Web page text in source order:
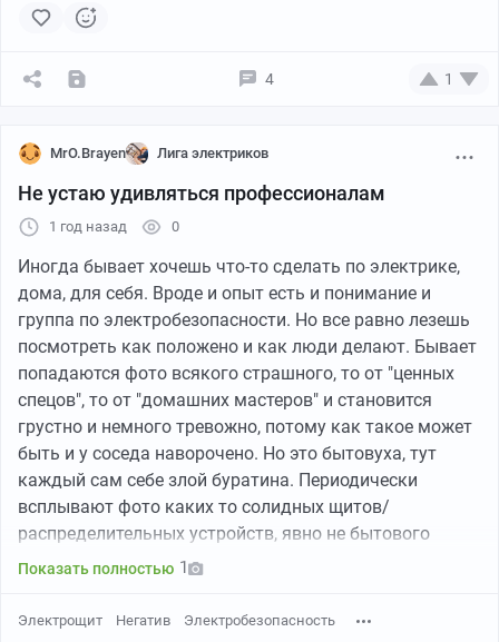
Сначала на озон переехали товары с АлиЭкспресс, а
теперь и описание товара. Короче лапти зачетные,
4 1
MrO.Brayen Лига электриков
Не устаю удивляться профессионалам
1 год назад 0
Иногда бывает хочешь что-то сделать по электрике,
дома, для себя. Вроде и опыт есть и понимание и
группа по электробезопасности. Но все равно лезешь
посмотреть как положено и как люди делают. Бывает
попадаются фото всякого страшного, то от "ценных
спецов", то от "домашних мастеров" и становится
грустно и немного тревожно, потому как такое может
быть и у соседа наворочено. Но это бытовуха, тут
каждый сам себе злой буратина. Периодически
всплывают фото каких то солидных щитов/
распределительных устройств, явно не бытового
назначения. Предполагается что их обслуживают
профессионалы. И тут на тебе. Короче, фото из отзыва
Показать полностью 1
Электрощит Негатив Электробезопасность